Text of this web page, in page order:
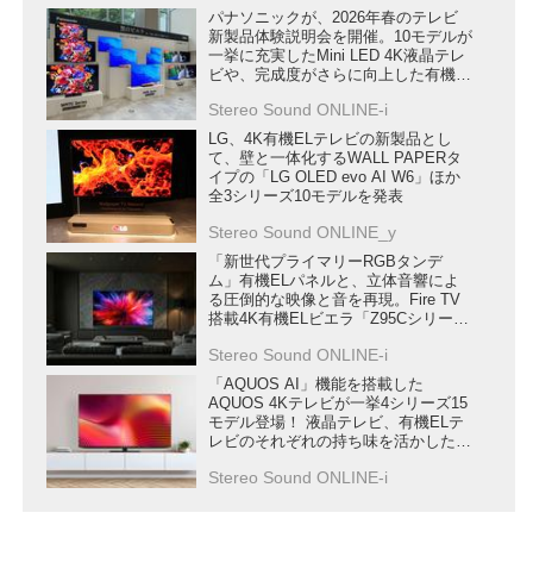
パナソニックが、2026年春のテレビ
新製品体験説明会を開催。10モデルが
一挙に充実したMini LED 4K液晶テレ
ビや、完成度がさらに向上した有機
Stereo Sound ONLINE-i
LG、4K有機ELテレビの新製品とし
て、壁と一体化するWALL PAPERタ
イプの「LG OLED evo AI W6」ほか
全3シリーズ10モデルを発表
Stereo Sound ONLINE_y
「新世代プライマリーRGBタンデ
ム」有機ELパネルと、立体音響によ
る圧倒的な映像と音を再現。Fire TV
搭載4K有機ELビエラ「Z95Cシリー
Stereo Sound ONLINE-i
「AQUOS AI」機能を搭載した
AQUOS 4Kテレビが一挙4シリーズ15
モデル登場！ 液晶テレビ、有機ELテ
レビのそれぞれの持ち味を活かした
Stereo Sound ONLINE-i